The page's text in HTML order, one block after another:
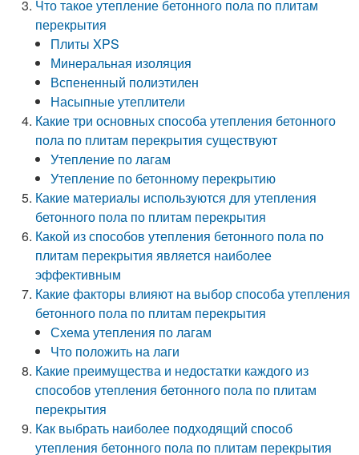
Что такое утепление бетонного пола по плитам
перекрытия
Плиты XPS
Минеральная изоляция
Вспененный полиэтилен
Насыпные утеплители
Какие три основных способа утепления бетонного
пола по плитам перекрытия существуют
Утепление по лагам
Утепление по бетонному перекрытию
Какие материалы используются для утепления
бетонного пола по плитам перекрытия
Какой из способов утепления бетонного пола по
плитам перекрытия является наиболее
эффективным
Какие факторы влияют на выбор способа утепления
бетонного пола по плитам перекрытия
Схема утепления по лагам
Что положить на лаги
Какие преимущества и недостатки каждого из
способов утепления бетонного пола по плитам
перекрытия
Как выбрать наиболее подходящий способ
утепления бетонного пола по плитам перекрытия